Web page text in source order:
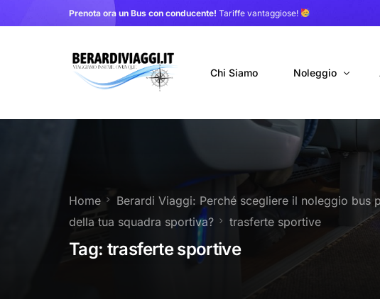
Prenota ora un Bus con conducente! Tariffe vantaggiose!
Chi Siamo Noleggio
Autobus con
Noleggio
Noleggio 9 Posti
Trasferimenti
Home
Berardi Viaggi: Perché scegliere il noleggio bus
della tua squadra sportiva?
trasferte sportive
Tag: trasferte sportive